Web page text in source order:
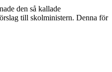
den så kallade
till skolministern. Denna för